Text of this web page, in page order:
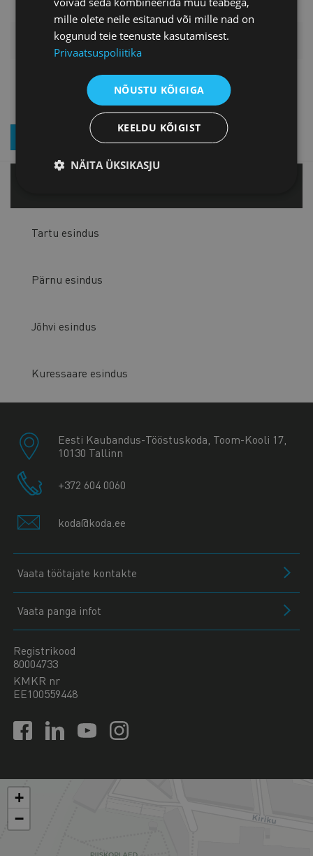
AVALDA ARVAMUST
LIITU UUDISKIRJAGA
Tartu esindus
Pärnu esindus
Jõhvi esindus
Kuressaare esindus
Eesti Kaubandus-Tööstuskoda, Toom-Kooli 17,
10130 Tallinn
+372 604 0060
koda@koda.ee
Vaata töötajate kontakte
Vaata panga infot
Registrikood
80004733
KMKR nr
EE100559448
+
−
mille olete neile esitanud või mille nad on
kogunud teie teenuste kasutamisest.
Privaatsuspoliitika
NÕUSTU KÕIGIGA
KEELDU KÕIGIST
NÄITA ÜKSIKASJU